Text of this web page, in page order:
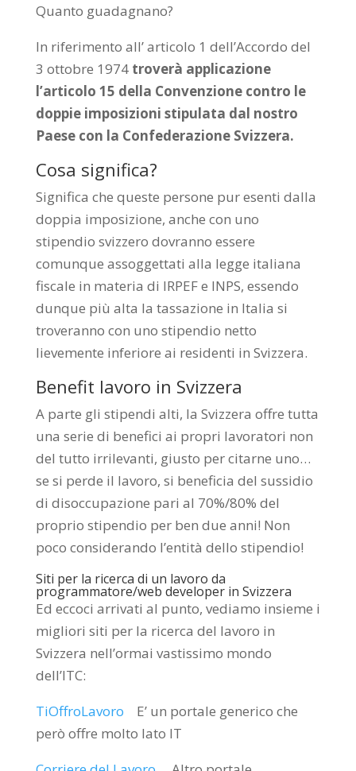
Quanto guadagnano?
In riferimento all’ articolo 1 dell’Accordo del
3 ottobre 1974 troverà applicazione
l’articolo 15 della Convenzione contro le
doppie imposizioni stipulata dal nostro
Paese con la Confederazione Svizzera.
Cosa significa?
Significa che queste persone pur esenti dalla
doppia imposizione, anche con uno
stipendio svizzero dovranno essere
comunque assoggettati alla legge italiana
fiscale in materia di IRPEF e INPS, essendo
dunque più alta la tassazione in Italia si
troveranno con uno stipendio netto
lievemente inferiore ai residenti in Svizzera.
Benefit lavoro in Svizzera
A parte gli stipendi alti, la Svizzera offre tutta
una serie di benefici ai propri lavoratori non
del tutto irrilevanti, giusto per citarne uno…
se si perde il lavoro, si beneficia del sussidio
di disoccupazione pari al 70%/80% del
proprio stipendio per ben due anni! Non
poco considerando l’entità dello stipendio!
Siti per la ricerca di un lavoro da
programmatore/web developer in Svizzera
Ed eccoci arrivati al punto, vediamo insieme i
migliori siti per la ricerca del lavoro in
Svizzera nell’ormai vastissimo mondo
dell’ITC:
TiOffroLavoro E’ un portale generico che
però offre molto lato IT